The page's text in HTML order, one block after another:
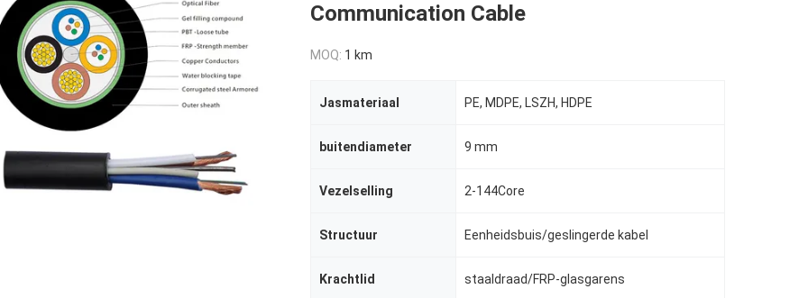
Communication Cable
MOQ: 1 km
Jasmateriaal PE, MDPE, LSZH, HDPE
buitendiameter 9 mm
Vezelselling 2-144Core
Structuur Eenheidsbuis/geslingerde kabel
Krachtlid staaldraad/FRP-glasgarens